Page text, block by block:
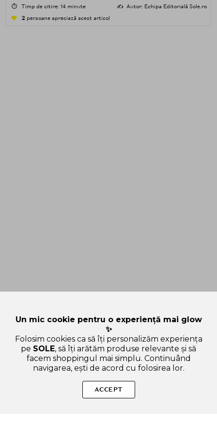
al vietii sale. Caldura ei sufleteasca, dublata de
frumusete si intelepciune s-au oglindit in interviul pe
⏱️ Timp de citire: 14 minute ✍️ Autor: Echipa Editorială Sole.ro
2 persoane apreciază acest articol
întrebările legate de MIHAI CRISTIAN - PERSONAL CHEF &
TRAINER. Dacă mai ai curiozități sau vrei să afli și alte lucruri
Un mic cookie pentru o experiență mai glow
✨
Folosim cookies ca să îți personalizăm experiența
pe SOLE, să îți arătăm produse relevante și să
facem shoppingul mai simplu. Continuând
navigarea, ești de acord cu folosirea lor.
ACCEPT